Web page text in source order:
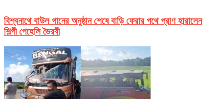
বিশ্বনাথে বাউল গানের অনুষ্ঠান শেষে বাড়ি ফেরার পথে প্রাণ হারালেন
শিল্পী পেহেলি ভৈরবী